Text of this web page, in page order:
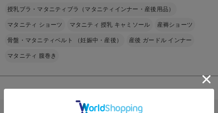
お買い物を続ける カートへ進む
関連商品
授乳ブラ・マタニティブラ（マタニティインナー・産後用品）
マタニティ ショーツ マタニティ 授乳 キャミソール 産褥ショーツ
骨盤・マタニティベルト （妊娠中・産後） 産後 ガードル インナー
マタニティ 腹巻き